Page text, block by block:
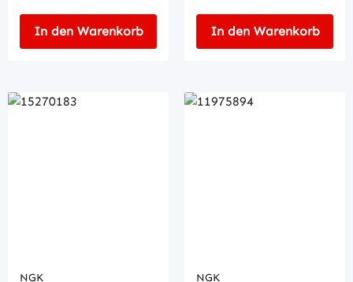
In den Warenkorb In den Warenkorb
NGK NGK